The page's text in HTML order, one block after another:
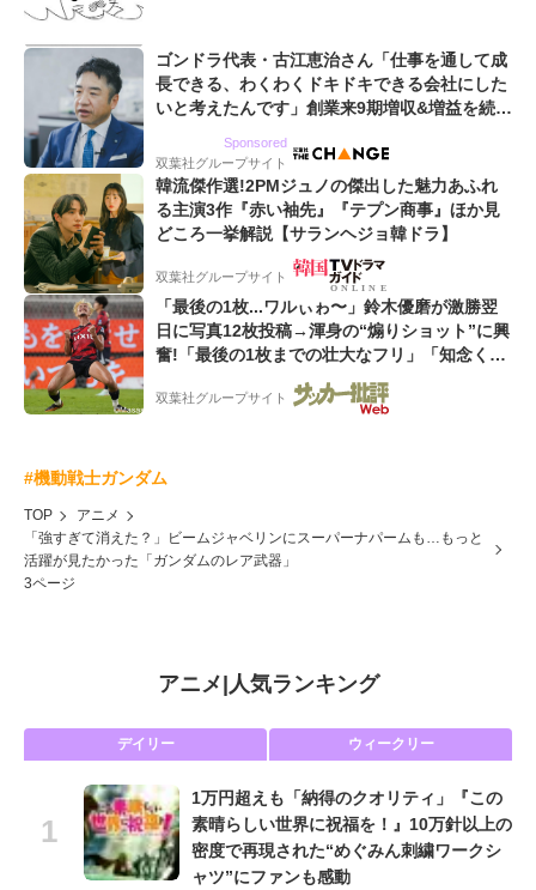
ゴンドラ代表・古江恵治さん「仕事を通して成
長できる、わくわくドキドキできる会社にした
いと考えたんです」創業来9期増収&増益を続け
Sponsored
双葉社グループサイト
韓流傑作選!2PMジュノの傑出した魅力あふれ
る主演3作『赤い袖先』『テプン商事』ほか見
どころ一挙解説【サランヘジョ韓ドラ】
双葉社グループサイト
「最後の1枚...ワルぃゎ〜」鈴木優磨が激勝翌
日に写真12枚投稿→渾身の“煽りショット”に興
奮!「最後の1枚までの壮大なフリ」「知念くん
のことどんだけ好きなんよw」
双葉社グループサイト
#機動戦士ガンダム
TOP
アニメ
「強すぎて消えた？」ビームジャベリンにスーパーナパームも…もっと
活躍が見たかった「ガンダムのレア武器」
3ページ
アニメ 人気ランキング
デイリー ウィークリー
1万円超えも「納得のクオリティ」『この
素晴らしい世界に祝福を！』10万針以上の
密度で再現された“めぐみん刺繍ワークシ
ャツ”にファンも感動